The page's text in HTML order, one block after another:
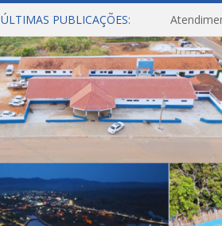
ÚLTIMAS PUBLICAÇÕES: